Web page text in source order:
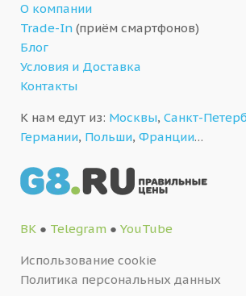
О компании
Trade-In (приём смартфонов)
Блог
Условия и Доставка
Контакты
К нам едут из: Москвы, Санкт-
Германии, Польши, Франции…
ВК ● Telegram ● YouTube
Использование cookie
Политика персональных данных